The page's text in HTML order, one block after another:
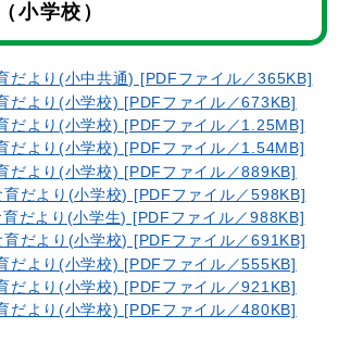
小学校）
だより(小中共通) [PDFファイル／365KB]
だより(小学校) [PDFファイル／673KB]
だより(小学校) [PDFファイル／1.25MB]
だより(小学校) [PDFファイル／1.54MB]
だより(小学校) [PDFファイル／889KB]
だより(小学校) [PDFファイル／598KB]
だより(小学生) [PDFファイル／988KB]
だより(小学校) [PDFファイル／691KB]
だより(小学校) [PDFファイル／555KB]
だより(小学校) [PDFファイル／921KB]
だより(小学校) [PDFファイル／480KB]